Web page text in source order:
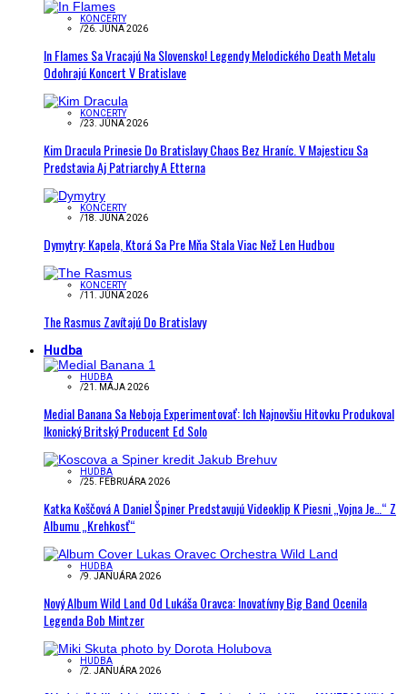
KONCERTY
/26. JÚNA 2026
In Flames Sa Vracajú Na Slovensko! Legendy Melodického Death Metalu
Odohrajú Koncert V Bratislave
KONCERTY
/23. JÚNA 2026
Kim Dracula Prinesie Do Bratislavy Chaos Bez Hraníc. V Majesticu Sa
Predstavia Aj Patriarchy A Etterna
KONCERTY
/18. JÚNA 2026
Dymytry: Kapela, Ktorá Sa Pre Mňa Stala Viac Než Len Hudbou
KONCERTY
/11. JÚNA 2026
The Rasmus Zavítajú Do Bratislavy
Hudba
HUDBA
/21. MÁJA 2026
Medial Banana Sa Neboja Experimentovať: Ich Najnovšiu Hitovku Produkoval
Ikonický Britský Producent Ed Solo
HUDBA
/25. FEBRUÁRA 2026
Katka Koščová A Daniel Špiner Predstavujú Videoklip K Piesni „Vojna Je…“ Z
Albumu „Krehkosť“
HUDBA
/9. JANUÁRA 2026
Nový Album Wild Land Od Lukáša Oravca: Inovatívny Big Band Ocenila
Legenda Bob Mintzer
HUDBA
/2. JANUÁRA 2026